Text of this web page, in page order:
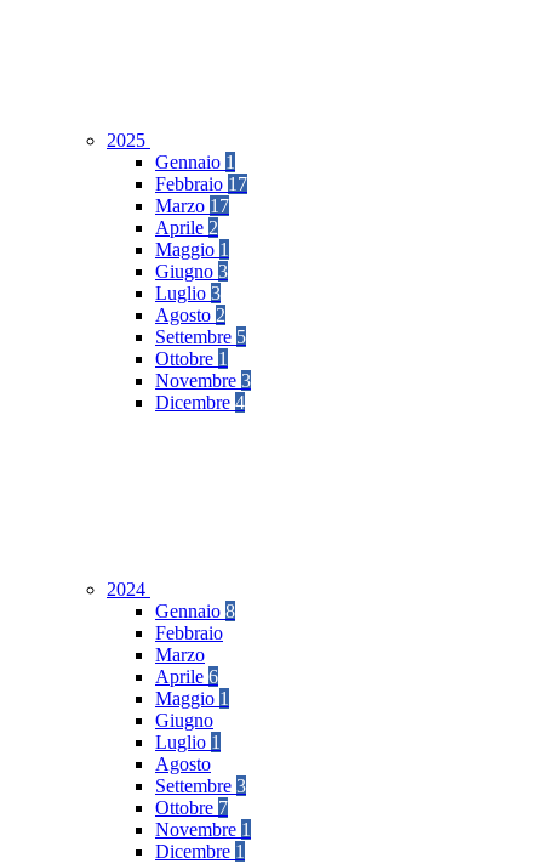
2025
Gennaio 1
Febbraio 17
Marzo 17
Aprile 2
Maggio 1
Giugno 3
Luglio 3
Agosto 2
Settembre 5
Ottobre 1
Novembre 3
Dicembre 4
2024
Gennaio 8
Febbraio
Marzo
Aprile 6
Maggio 1
Giugno
Luglio 1
Agosto
Settembre 3
Ottobre 7
Novembre 1
Dicembre 1